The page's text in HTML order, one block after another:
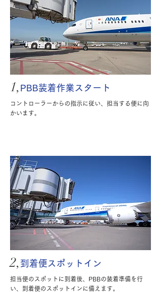
1, PBB装着作業スタート
コントローラーからの指示に従い、担当する便に向
かいます。
2, 到着便スポットイン
担当便のスポットに到着後、PBBの装着準備を行
い、到着便のスポットインに備えます。